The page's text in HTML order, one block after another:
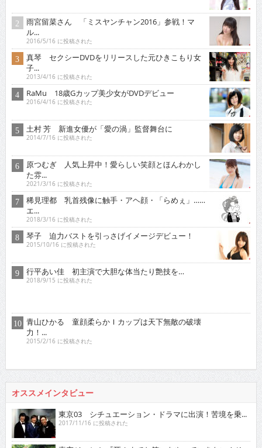
雨宮留菜さん 「ミスヤンチャン2016」参戦！マ
ル...
2016/5/16 に投稿された
真琴 セクシーDVDをリリースした元ひきこもり女
子...
2013/4/16 に投稿された
RaMu 18歳Gカップ美少女がDVDデビュー
2016/4/16 に投稿された
土村 芳 新進女優が「愛の渦」監督舞台に
2014/7/16 に投稿された
原つむぎ 人気上昇中！愛らしい笑顔とほんわかし
た雰...
2021/3/16 に投稿された
稀見理都 乳首残像に触手・アヘ顔・「らめぇ」……
エ...
2018/3/16 に投稿された
琴子 迫力バストを引っさげイメージデビュー！
2015/10/16 に投稿された
行平あい佳 初主演で大胆な体当たり艶技を…
2018/9/15 に投稿された
力！...
2015/2/16 に投稿された
東京03 シチュエーション・ドラマに出演！苦境を乗...
2017/11/16 に投稿された
真空ジェシカ 『死ぬまでお笑いをやっていきたい！そ...